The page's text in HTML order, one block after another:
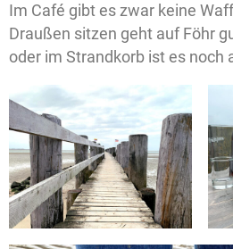
Im Café gibt es zwar keine
Draußen sitzen geht auf Föhr
oder im Strandkorb ist es noch